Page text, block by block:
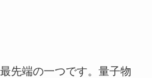
先端の一つです。量子物